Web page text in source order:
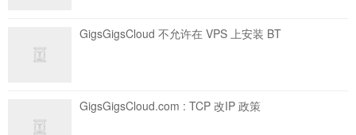
GigsGigsCloud 不允许在 VPS 上安装 BT
GigsGigsCloud.com : TCP 改IP 政策